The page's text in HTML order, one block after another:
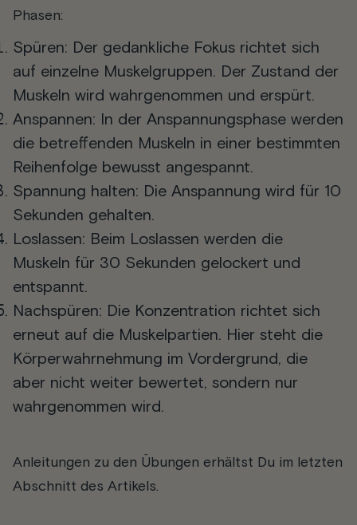
Phasen:
Spüren: Der gedankliche Fokus richtet sich
auf einzelne Muskelgruppen. Der Zustand der
Muskeln wird wahrgenommen und erspürt.
Anspannen: In der Anspannungsphase werden
die betreffenden Muskeln in einer bestimmten
Reihenfolge bewusst angespannt.
Spannung halten: Die Anspannung wird für 10
Sekunden gehalten.
Loslassen: Beim Loslassen werden die
Muskeln für 30 Sekunden gelockert und
entspannt.
Nachspüren: Die Konzentration richtet sich
erneut auf die Muskelpartien. Hier steht die
Körperwahrnehmung im Vordergrund, die
aber nicht weiter bewertet, sondern nur
wahrgenommen wird.
Anleitungen zu den Übungen erhältst Du im letzten
Abschnitt des Artikels.